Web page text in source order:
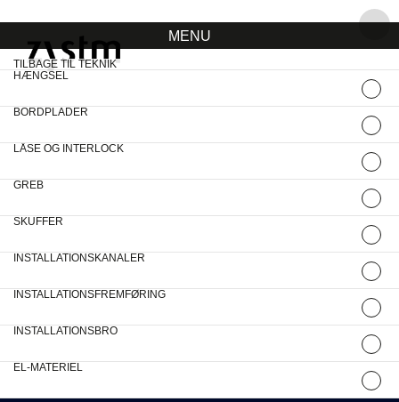
MENU
item item item item
TILBAGE TIL TEKNIK
HÆNGSEL
BORDPLADER
LÅSE OG INTERLOCK
GREB
SKUFFER
INSTALLATIONSKANALER
INSTALLATIONSFREMFØRING
INSTALLATIONSBRO
EL-MATERIEL